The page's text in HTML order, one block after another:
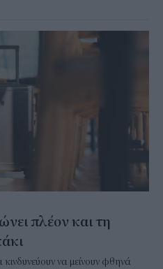
πλέον και τη
να μείνουν φθηνά